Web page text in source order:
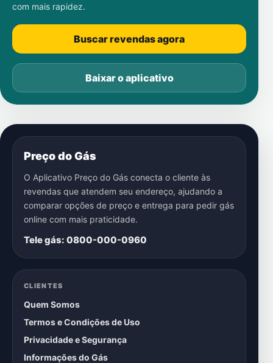
com mais rapidez.
Buscar revendas agora
Baixar o aplicativo
Preço do Gás
O Aplicativo Preço do Gás conecta o cliente às
revendas que atendem seu endereço, ajudando a
comparar opções de preço e entrega para pedir gás
online com mais praticidade.
Tele gás: 0800-000-0960
CLIENTES
Quem Somos
Termos e Condições de Uso
Privacidade e Segurança
Informações do Gás